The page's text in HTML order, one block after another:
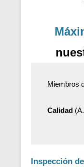
Miembros
Calidad
Inspección